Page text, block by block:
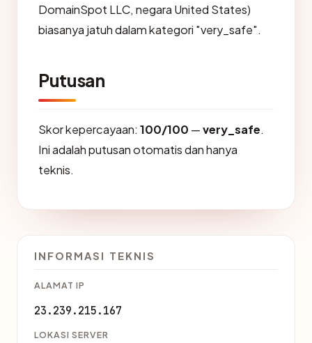
DomainSpot LLC, negara United States)
biasanya jatuh dalam kategori "very_safe".
Putusan
Skor kepercayaan: 100/100 —very_safe.
Ini adalah putusan otomatis dan hanya
teknis.
INFORMASI TEKNIS
ALAMAT IP
23.239.215.167
LOKASI SERVER